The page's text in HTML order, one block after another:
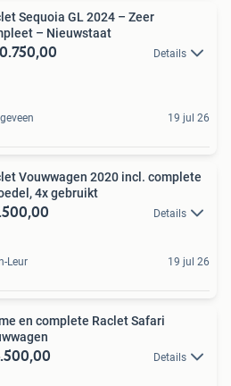
Sequoia GL 2024 – Zeer
– Nieuwstaat
Details
19 jul 26
Vouwwagen 2020 incl. complete
4x gebruikt
Details
Leur 19 jul 26
en complete Raclet Safari
Details